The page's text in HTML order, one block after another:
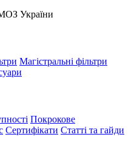
України
Магістральні фільтри
Покрокове
Сертифікати Статті та гайди